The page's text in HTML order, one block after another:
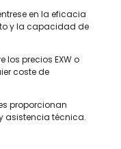
en la eficacia
y la capacidad de
los precios EXW o
coste de
proporcionan
asistencia técnica.